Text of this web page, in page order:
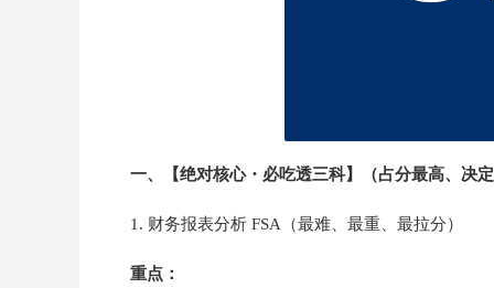
一、【绝对核心・必吃透三科】（占分最高、决定
1. 财务报表分析 FSA（最难、最重、最拉分）
重点：